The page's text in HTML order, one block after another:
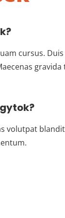
cursus.
volutpat